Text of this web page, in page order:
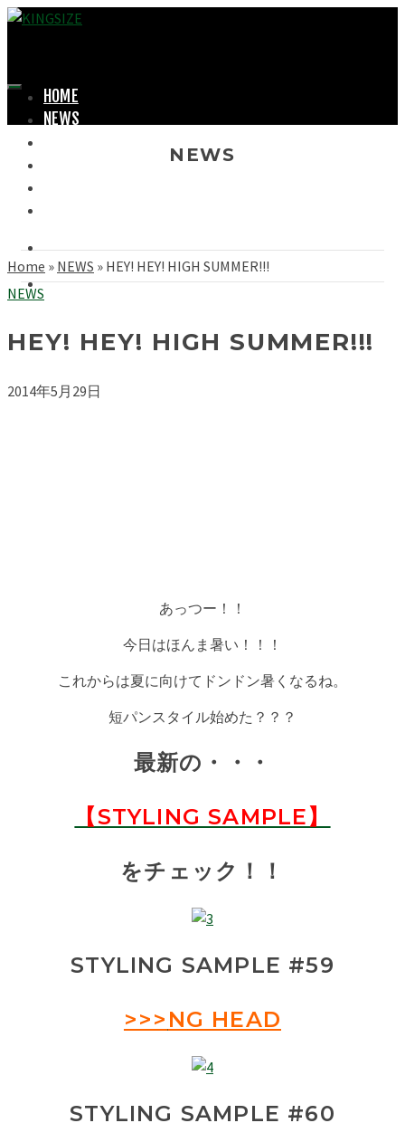
HOME
NEWS
NEWS
Home » NEWS » HEY! HEY! HIGH SUMMER!!!
NEWS
HEY! HEY! HIGH SUMMER!!!
2014年5月29日
あっつー！！
今日はほんま暑い！！！
これからは夏に向けてドンドン暑くなるね。
短パンスタイル始めた？？？
最新の・・・
【STYLING SAMPLE】
をチェック！！
STYLING SAMPLE #59
>>> NG HEAD
STYLING SAMPLE #60